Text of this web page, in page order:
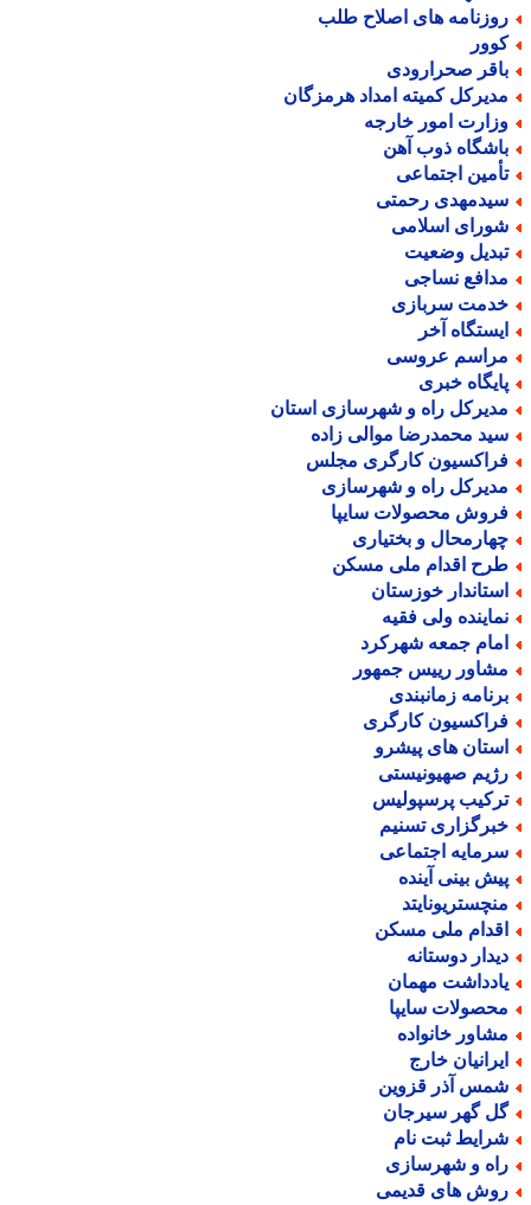
های اصلاح طلب
صحرارودی
کمیته امداد هرمزگان
امور خارجه
ذوب آهن
اجتماعی
رحمتی
اسلامی
وضعیت
نساجی
سربازی
آخر
عروسی
خبری
راه و شهرسازی استان
محمدرضا موالی زاده
کارگری مجلس
راه و شهرسازی
محصولات سایپا
و بختیاری
اقدام ملی مسکن
خوزستان
ولی فقیه
جمعه شهرکرد
رییس جمهور
زمانبندی
کارگری
های پیشرو
صهیونیستی
پرسپولیس
تسنیم
اجتماعی
بینی آینده
ملی مسکن
دوستانه
مهمان
سایپا
خانواده
خارج
آذر قزوین
گهر سیرجان
ثبت نام
و شهرسازی
های قدیمی